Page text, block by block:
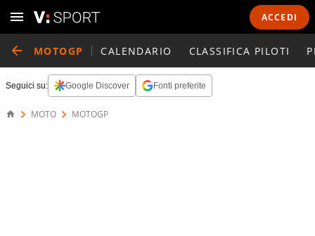
ACCEDI
MOTOGP CALENDARIO CLASSIFICA PILOTI
Seguici su: Google Discover Fonti preferite
MOTO MOTOGP